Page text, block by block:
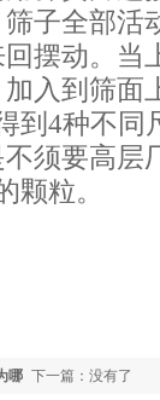
子全部活
摆动。当
入到筛面
到4种不同
须要高层
颗粒。
下一篇：没有了
哪